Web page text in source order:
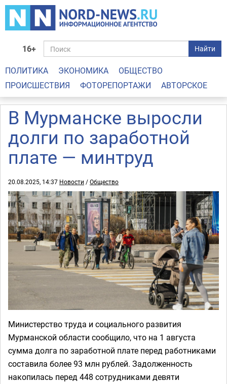
16+ Найти
ПОЛИТИКА ЭКОНОМИКА
ОБЩЕСТВО
ПРОИСШЕСТВИЯ
ФОТОРЕПОРТАЖИ АВТОРСКОЕ
В Мурманске выросли
долги по заработной
плате — минтруд
20.08.2025, 14:37 Новости /Общество
Министерство труда и социального развития
Мурманской области сообщило, что на 1 августа
сумма долга по заработной плате перед работниками
составила более 93 млн рублей. Задолженность
накопилась перед 448 сотрудниками девяти